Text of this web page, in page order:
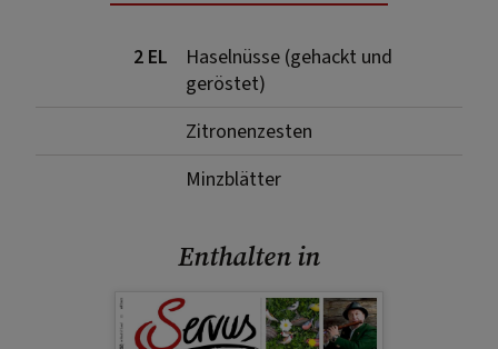
2 EL
Haselnüsse (gehackt und
geröstet)
Zitronenzesten
Minzblätter
Enthalten in